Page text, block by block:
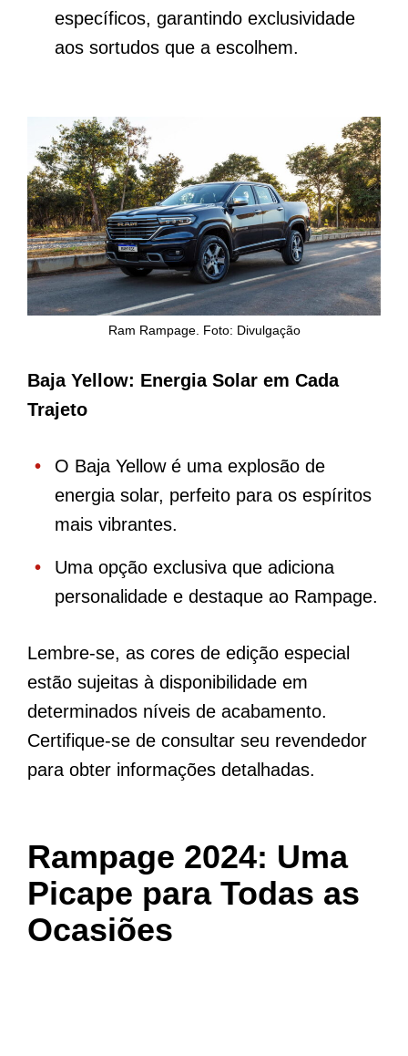
específicos, garantindo exclusividade
aos sortudos que a escolhem.
Ram Rampage. Foto: Divulgação
Baja Yellow: Energia Solar em Cada
Trajeto
O Baja Yellow é uma explosão de
energia solar, perfeito para os espíritos
mais vibrantes.
Uma opção exclusiva que adiciona
personalidade e destaque ao Rampage.
Lembre-se, as cores de edição especial
estão sujeitas à disponibilidade em
determinados níveis de acabamento.
Certifique-se de consultar seu revendedor
para obter informações detalhadas.
Rampage 2024: Uma
Picape para Todas as
Ocasiões